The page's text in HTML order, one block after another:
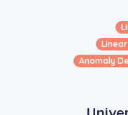
Anomaly